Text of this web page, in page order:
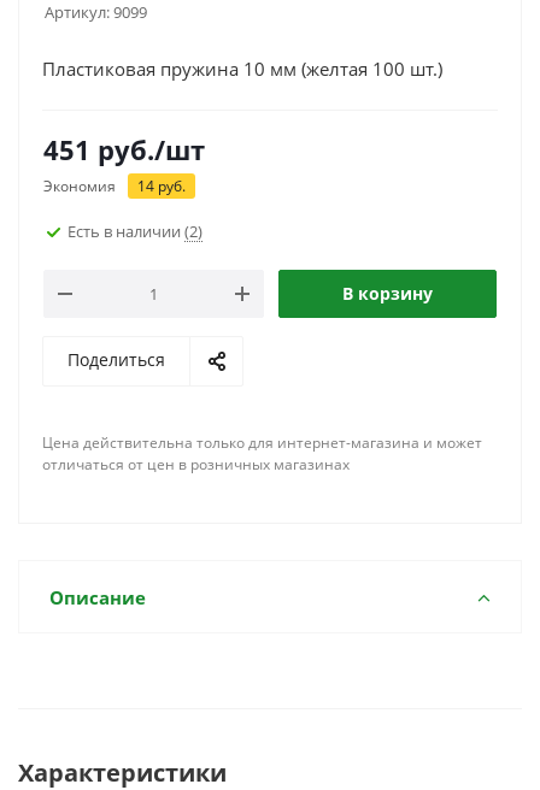
Артикул:9099
Пластиковая пружина 10 мм (желтая 100 шт.)
451 руб./шт
Экономия 14 руб.
Есть в наличии (2)
В корзину
Поделиться
Цена действительна только для интернет-магазина и может
отличаться от цен в розничных магазинах
Описание
Характеристики